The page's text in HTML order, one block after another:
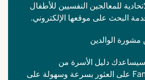
للمعالجين النفسيين للأطفال
البحث على موقعها الإلكتروني.
مشورة الوالدين
دليل الأسرة من
على العثور بسرعة وسهولة على